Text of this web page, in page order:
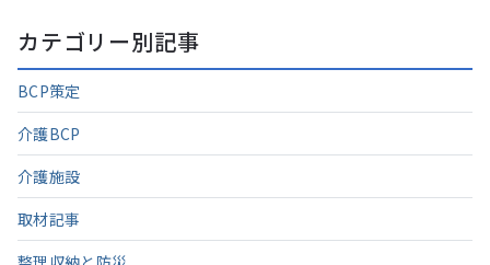
カテゴリー別記事
BCP策定
介護BCP
介護施設
取材記事